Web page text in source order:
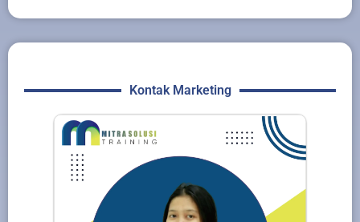
Kontak Marketing